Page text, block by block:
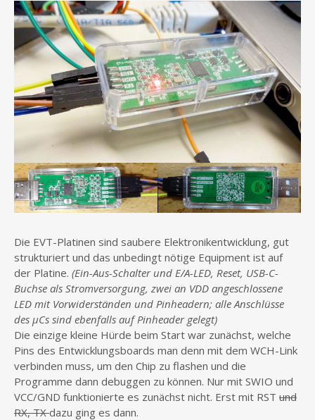
Die EVT-Platinen sind saubere Elektronikentwicklung, gut
strukturiert und das unbedingt nötige Equipment ist auf
der Platine. (Ein-Aus-Schalter und E/A-LED, Reset, USB-C-
Buchse als Stromversorgung, zwei an VDD angeschlossene
LED mit Vorwiderständen und Pinheadern; alle Anschlüsse
des µCs sind ebenfalls auf Pinheader gelegt)
Die einzige kleine Hürde beim Start war zunächst, welche
Pins des Entwicklungsboards man denn mit dem WCH-Link
verbinden muss, um den Chip zu flashen und die
Programme dann debuggen zu können. Nur mit SWIO und
VCC/GND funktionierte es zunächst nicht. Erst mit RST und
RX, TXdazu ging es dann.